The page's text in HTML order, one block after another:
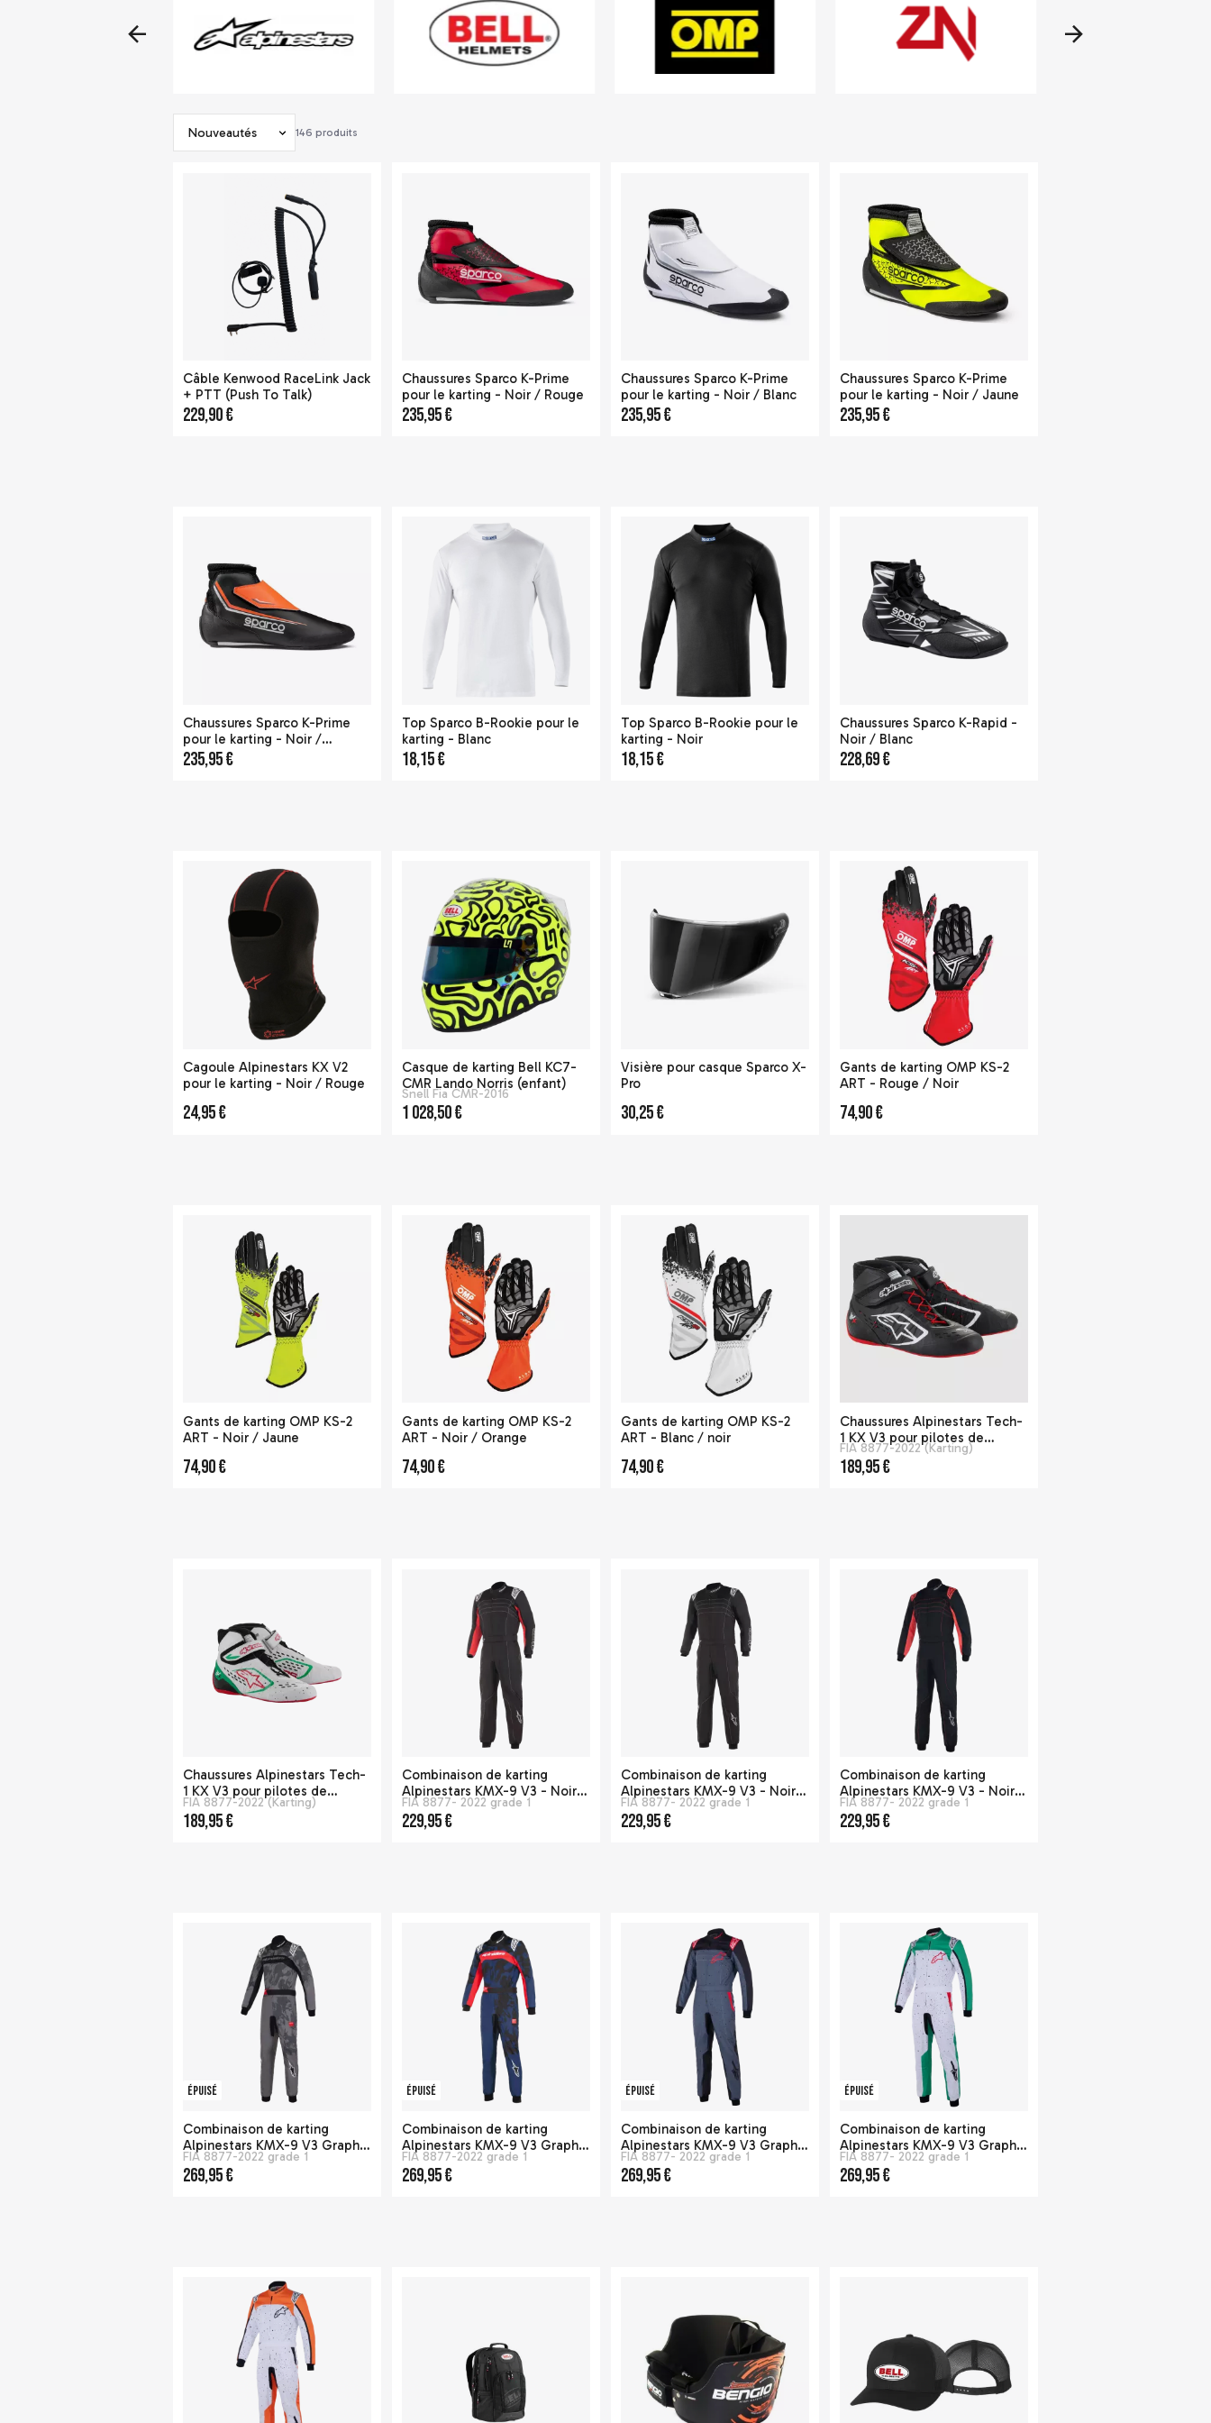
Communication
146 produits
Câble Kenwood RaceLink Jack
+ PTT (Push To Talk)
229,90 €
Chaussures Sparco K-Prime
pour le karting - Noir / Rouge
235,95 €
Chaussures Sparco K-Prime
pour le karting - Noir / Blanc
235,95 €
Chaussures Sparco K-Prime
pour le karting - Noir / Jaune
235,95 €
Chaussures Sparco K-Prime
pour le karting - Noir /
Orange
235,95 €
Top Sparco B-Rookie pour le
karting - Blanc
18,15 €
Top Sparco B-Rookie pour le
karting - Noir
18,15 €
Chaussures Sparco K-Rapid -
Noir / Blanc
228,69 €
Cagoule Alpinestars KX V2
pour le karting - Noir / Rouge
24,95 €
Casque de karting Bell KC7-
CMR Lando Norris (enfant)
Snell Fia CMR-2016
1 028,50 €
Visière pour casque Sparco X-
Pro
30,25 €
Gants de karting OMP KS-2
ART - Rouge / Noir
74,90 €
Gants de karting OMP KS-2
ART - Noir / Jaune
74,90 €
Gants de karting OMP KS-2
ART - Noir / Orange
74,90 €
Gants de karting OMP KS-2
ART - Blanc / noir
74,90 €
Chaussures Alpinestars Tech-
1 KX V3 pour pilotes de
karting - Noir / Rouge
FIA 8877-2022 (Karting)
189,95 €
Chaussures Alpinestars Tech-
1 KX V3 pour pilotes de
karting - Blanc / Vert Fluo
FIA 8877-2022 (Karting)
189,95 €
Combinaison de karting
Alpinestars KMX-9 V3 - Noir /
rouge / Blanc
FIA 8877- 2022 grade 1
229,95 €
Combinaison de karting
Alpinestars KMX-9 V3 - Noir /
Blanc
FIA 8877- 2022 grade 1
229,95 €
Combinaison de karting
Alpinestars KMX-9 V3 - Noir /
Rouge Fluo
FIA 8877- 2022 grade 1
229,95 €
Épuisé
Combinaison de karting
Alpinestars KMX-9 V3 Graphic
5 - Gris / Noir
FIA 8877-2022 grade 1
269,95 €
Épuisé
Combinaison de karting
Alpinestars KMX-9 V3 Graphic
5 - Bleu / noir
FIA 8877-2022 grade 1
269,95 €
Épuisé
Combinaison de karting
Alpinestars KMX-9 V3 Graphic
6 - Noir / Rouge
FIA 8877- 2022 grade 1
269,95 €
Épuisé
Combinaison de karting
Alpinestars KMX-9 V3 Graphic
6 - Noir Blanc Vert fluo
FIA 8877- 2022 grade 1
269,95 €